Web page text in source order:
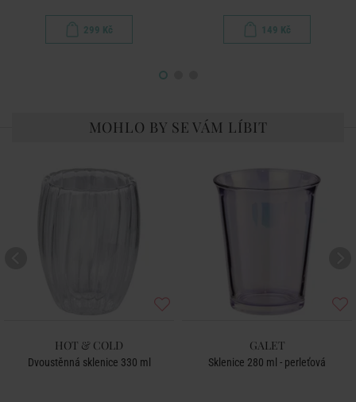
299 Kč 149 Kč
MOHLO BY SE VÁM LÍBIT
HOT & COLD
Dvoustěnná sklenice 330 ml
GALET
Sklenice 280 ml - perleťová